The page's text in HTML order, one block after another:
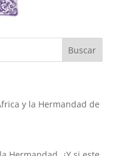
y la Hermandad de